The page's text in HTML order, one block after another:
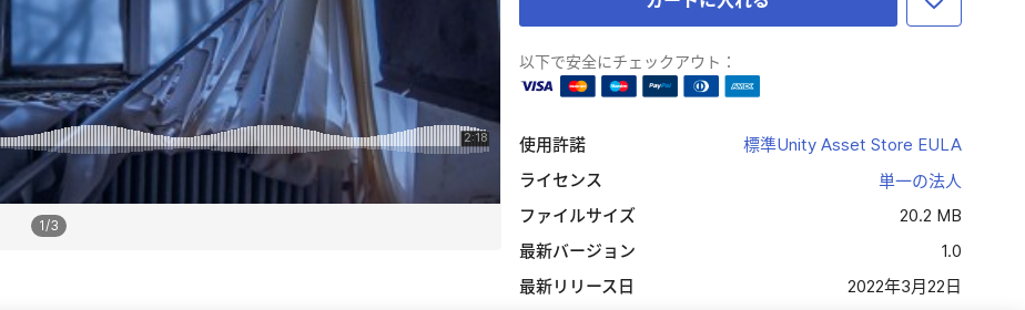
1/3
以下で安全にチェックアウト：
使用許諾
標準Unity Asset Store EULA
ライセンス
単一の法人
ファイルサイズ
20.2 MB
最新バージョン
1.0
最新リリース日
2022年3月22日